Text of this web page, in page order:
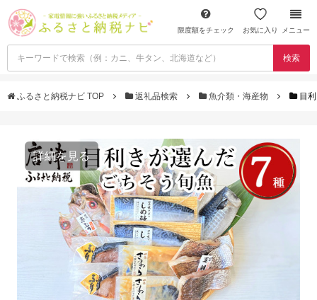
限度額をチェック お気に入り メニュー
検索
ふるさと納税ナビ TOP 返礼品検索 魚介類・海産物 目
詳細を見る